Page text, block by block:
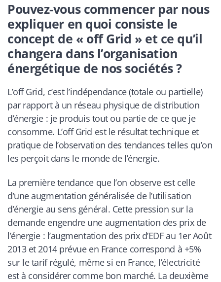
Pouvez-vous commencer par nous
expliquer en quoi consiste le
concept de « off Grid » et ce qu’il
changera dans l’organisation
énergétique de nos sociétés ?
L’off Grid, c’est l’indépendance (totale ou partielle)
par rapport à un réseau physique de distribution
d’énergie : je produis tout ou partie de ce que je
consomme. L’off Grid est le résultat technique et
pratique de l’observation des tendances telles qu’on
les perçoit dans le monde de l’énergie.
La première tendance que l’on observe est celle
d’une augmentation généralisée de l’utilisation
d’énergie au sens général. Cette pression sur la
demande engendre une augmentation des prix de
l’énergie : l’augmentation des prix d’EDF au 1er Août
2013 et 2014 prévue en France correspond à +5%
sur le tarif régulé, même si en France, l’électricité
est à considérer comme bon marché. La deuxième